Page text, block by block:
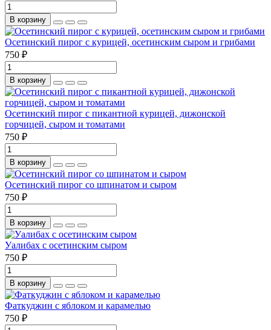
В корзину
Осетинский пирог с курицей, осетинским сыром и грибами
750 ₽
В корзину
Осетинский пирог с пикантной курицей, дижонской
горчицей, сыром и томатами
750 ₽
В корзину
Осетинский пирог со шпинатом и сыром
750 ₽
В корзину
Уалибах с осетинским сыром
750 ₽
В корзину
Фаткуджин с яблоком и карамелью
750 ₽